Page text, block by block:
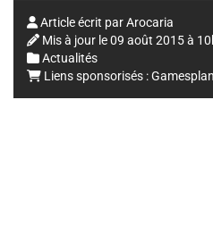
Article écrit parArocaria
Mis à jour le09 août 2015 à
Actualités
Liens sponsorisés :